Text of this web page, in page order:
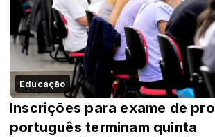
Educação
Inscrições para exame de
português terminam quinta